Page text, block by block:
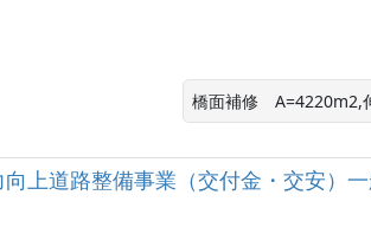
橋面補修　A=4220m2,
上道路整備事業（交付金・交安）